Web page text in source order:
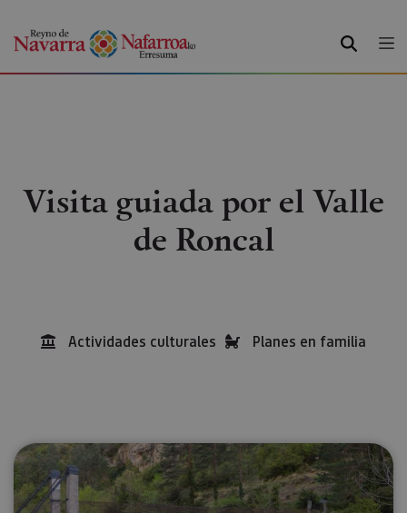
BUSCAR
Visita guiada por el Valle
de Roncal
Actividades culturales Planes en familia